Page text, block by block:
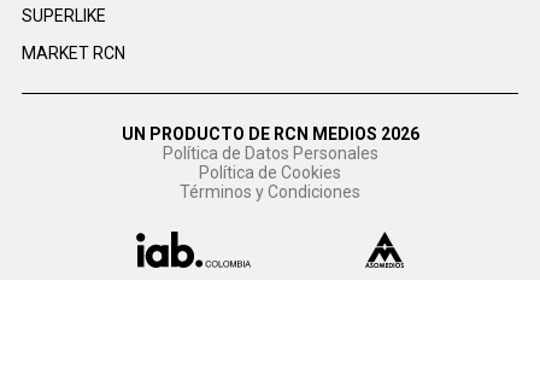
SUPERLIKE
MARKET RCN
UN PRODUCTO DE RCN MEDIOS 2026
Política de Datos Personales
Política de Cookies
Términos y Condiciones